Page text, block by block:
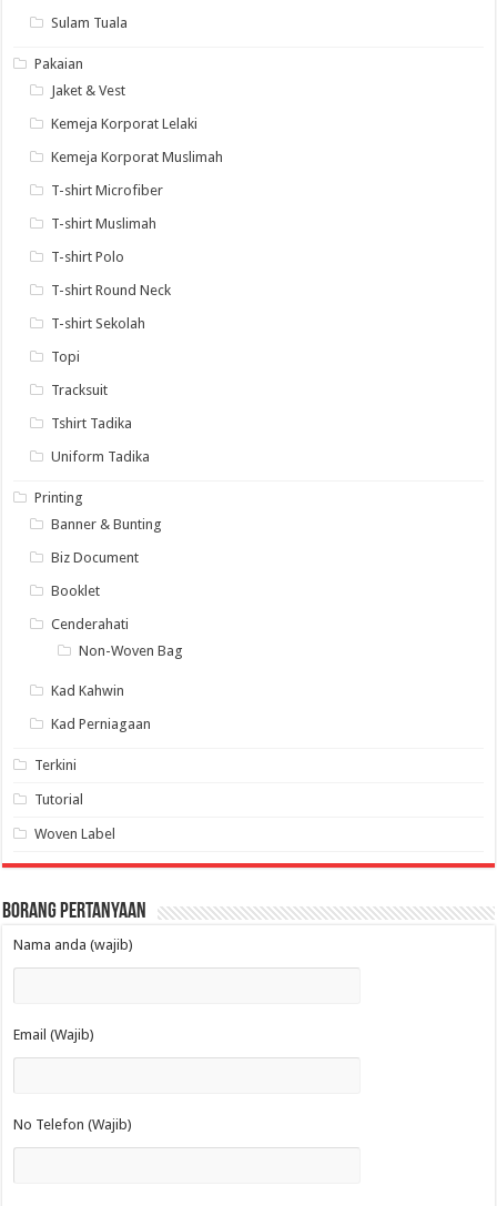
Sulam Tuala
Pakaian
Jaket & Vest
Kemeja Korporat Lelaki
Kemeja Korporat Muslimah
T-shirt Microfiber
T-shirt Muslimah
T-shirt Polo
T-shirt Round Neck
T-shirt Sekolah
Topi
Tracksuit
Tshirt Tadika
Uniform Tadika
Printing
Banner & Bunting
Biz Document
Booklet
Cenderahati
Non-Woven Bag
Kad Kahwin
Kad Perniagaan
Terkini
Tutorial
Woven Label
Borang Pertanyaan
Nama anda (wajib)
Email (Wajib)
No Telefon (Wajib)